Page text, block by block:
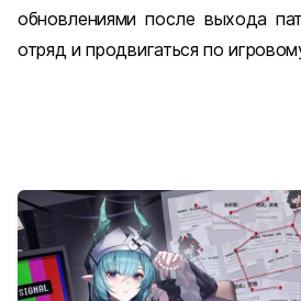
обновлениями после выхода
отряд и продвигаться по